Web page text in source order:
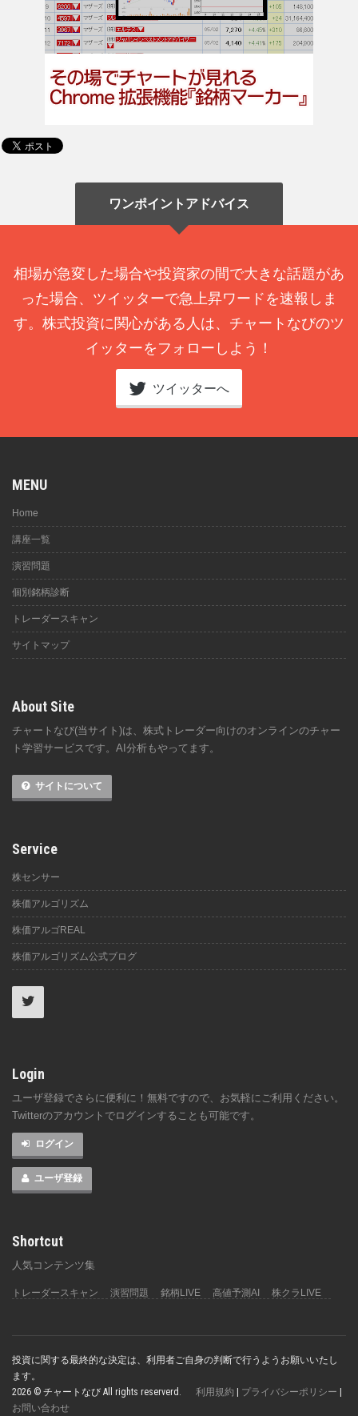
ワンポイントアドバイス
相場が急変した場合や投資家の間で大きな話題があ
った場合、ツイッターで急上昇ワードを速報しま
す。株式投資に関心がある人は、チャートなびのツ
イッターをフォローしよう！
ツイッターへ
MENU
Home
講座一覧
演習問題
個別銘柄診断
トレーダースキャン
サイトマップ
About Site
チャートなび(当サイト)は、株式トレーダー向けのオンラインのチャー
ト学習サービスです。AI分析もやってます。
サイトについて
Service
株センサー
株価アルゴリズム
株価アルゴREAL
株価アルゴリズム公式ブログ
Login
ユーザ登録でさらに便利に！無料ですので、お気軽にご利用ください。
Twitterのアカウントでログインすることも可能です。
ログイン
ユーザ登録
Shortcut
人気コンテンツ集
トレーダースキャン 演習問題 銘柄LIVE 高値予測AI 株クラLIVE
投資に関する最終的な決定は、利用者ご自身の判断で行うようお願いいたし
ます。
2026 © チャートなび All rights reserverd. 利用規約 プライバシーポリシー
お問い合わせ